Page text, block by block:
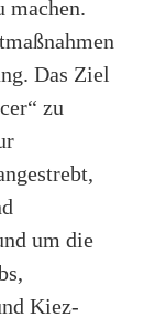
machen.
Das Ziel
zu
um die
Kiez-